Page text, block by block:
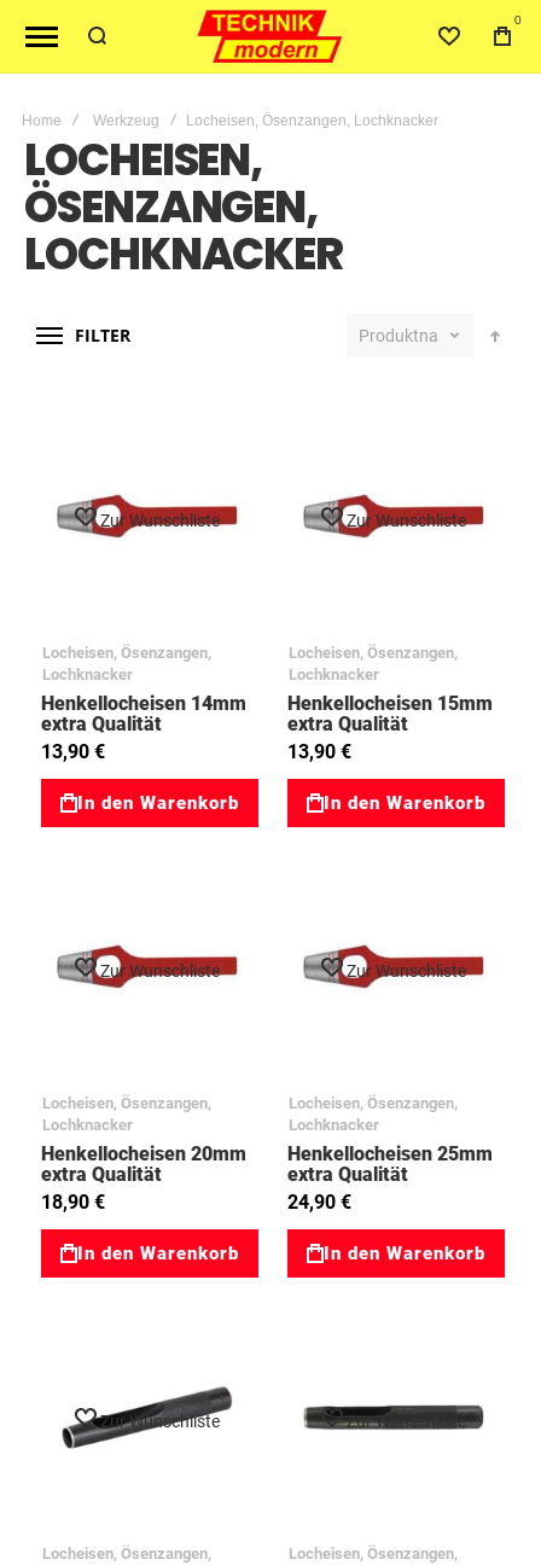
0
Home Werkzeug Locheisen, Ösenzangen, Lochknacker
LOCHEISEN,
ÖSENZANGEN,
LOCHKNACKER
FILTER Produktname
Zur Wunschliste
Locheisen, Ösenzangen,
Lochknacker
Henkellocheisen 14mm
extra Qualität
95075050
13,90 €
In den Warenkorb
Zur Wunschliste
Locheisen, Ösenzangen,
Lochknacker
Henkellocheisen 15mm
extra Qualität
95075068
13,90 €
In den Warenkorb
Zur Wunschliste
Locheisen, Ösenzangen,
Lochknacker
Henkellocheisen 20mm
extra Qualität
95075114
18,90 €
In den Warenkorb
Zur Wunschliste
Locheisen, Ösenzangen,
Lochknacker
Henkellocheisen 25mm
extra Qualität
95075165
24,90 €
In den Warenkorb
Zur Wunschliste
Locheisen, Ösenzangen,
Zur Wunschliste
Locheisen, Ösenzangen,